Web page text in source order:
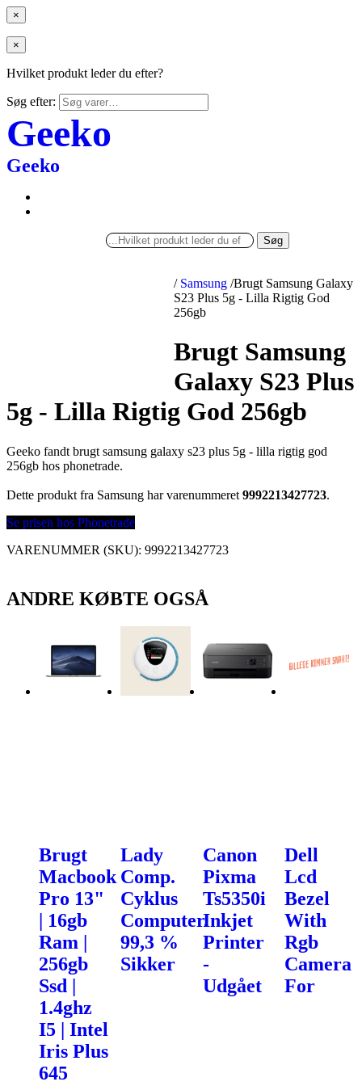
×
×
Hvilket produkt leder du efter?
Søg efter:
Geeko
Geeko
Søg
/ Samsung /Brugt Samsung Galaxy
S23 Plus 5g - Lilla Rigtig God
256gb
Brugt Samsung
Galaxy S23 Plus
5g - Lilla Rigtig God 256gb
Geeko fandt brugt samsung galaxy s23 plus 5g - lilla rigtig god
256gb hos phonetrade.
Dette produkt fra Samsung har varenummeret 9992213427723.
Se prisen hos Phonetrade
VARENUMMER (SKU): 9992213427723
ANDRE KØBTE OGSÅ
Brugt
Macbook
Pro 13"
| 16gb
Ram |
256gb
Ssd |
1.4ghz
I5 | Intel
Iris Plus
645
Lady
Comp.
Cyklus
Computer.
99,3 %
Sikker
Canon
Pixma
Ts5350i
Inkjet
Printer
-
Udgået
Dell
Lcd
Bezel
With
Rgb
Camera
For